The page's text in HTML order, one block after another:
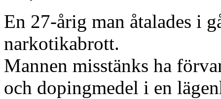
En 27-årig man åtalades i
narkotikabrott.
Mannen misstänks ha
och dopingmedel i en